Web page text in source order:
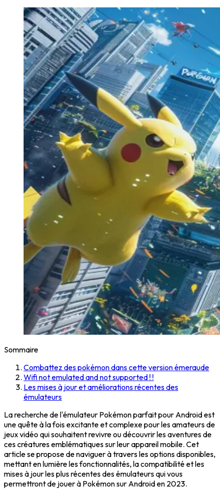
Sommaire
Combattez des pokémon dans cette version émeraude
Wifi not emulated and not supported ! !
Les mises à jour et améliorations récentes des
émulateurs
La recherche de l'émulateur Pokémon parfait pour Android est
une quête à la fois excitante et complexe pour les amateurs de
jeux vidéo qui souhaitent revivre ou découvrir les aventures de
ces créatures emblématiques sur leur appareil mobile. Cet
article se propose de naviguer à travers les options disponibles,
mettant en lumière les fonctionnalités, la compatibilité et les
mises à jour les plus récentes des émulateurs qui vous
permettront de jouer à Pokémon sur Android en 2023.